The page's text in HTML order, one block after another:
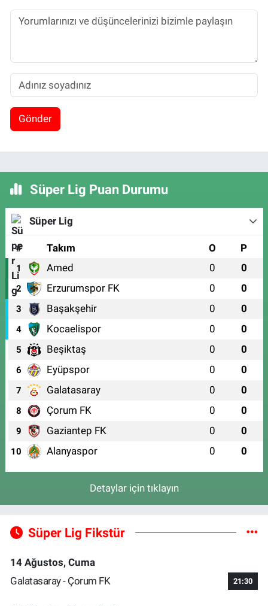
Gönder
Süper Lig Puan Durumu
Süper Lig
# Takım O P
1 Amed 0 0
2 Erzurumspor FK 0 0
3 Başakşehir 0 0
4 Kocaelispor 0 0
5 Beşiktaş 0 0
6 Eyüpspor 0 0
7 Galatasaray 0 0
8 Çorum FK 0 0
9 Gaziantep FK 0 0
10 Alanyaspor 0 0
Detaylar için tıklayın
Süper Lig Fikstür
14 Ağustos, Cuma
Galatasaray - Çorum FK
21:30